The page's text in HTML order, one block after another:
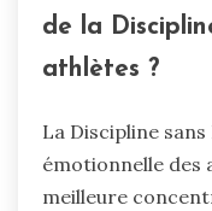
de la
athlètes ?
La Discipline
émotionnelle des
meilleure